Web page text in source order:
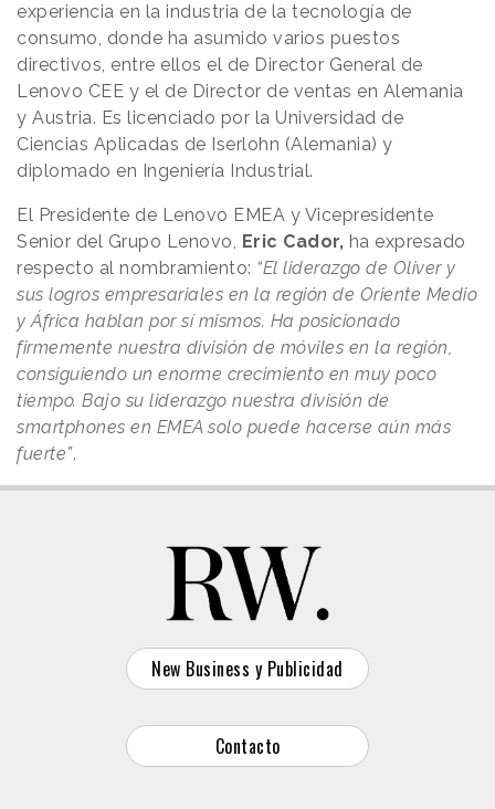
experiencia en la industria de la tecnología de
consumo, donde ha asumido varios puestos
directivos, entre ellos el de Director General de
Lenovo CEE y el de Director de ventas en Alemania
y Austria. Es licenciado por la Universidad de
Ciencias Aplicadas de Iserlohn (Alemania) y
diplomado en Ingeniería Industrial.
El Presidente de Lenovo EMEA y Vicepresidente
Senior del Grupo Lenovo, Eric Cador, ha expresado
respecto al nombramiento: “El liderazgo de Oliver y
sus logros empresariales en la región de Oriente Medio
y África hablan por sí mismos. Ha posicionado
firmemente nuestra división de móviles en la región,
consiguiendo un enorme crecimiento en muy poco
tiempo. Bajo su liderazgo nuestra división de
smartphones en EMEA solo puede hacerse aún más
fuerte”.
New Business y Publicidad
Contacto